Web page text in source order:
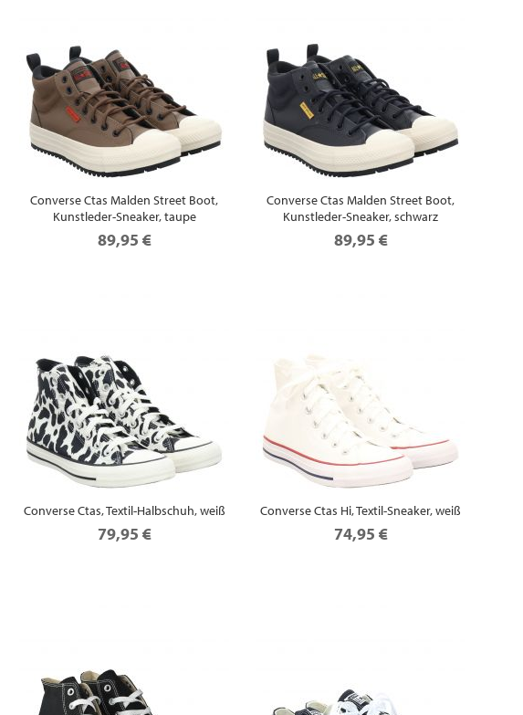
Converse Ctas Malden Street Boot,
Kunstleder-Sneaker, taupe
89,95 €
Converse Ctas Malden Street Boot,
Kunstleder-Sneaker, schwarz
89,95 €
Converse Ctas, Textil-Halbschuh, weiß
79,95 €
Converse Ctas Hi, Textil-Sneaker, weiß
74,95 €